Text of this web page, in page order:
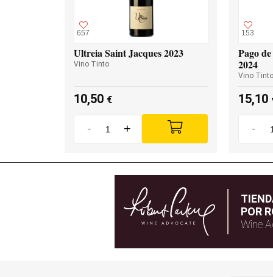
657
Ultreia Saint Jacques 2023
Vino Tinto
10,50 €
- +
153
Pago
2024
Vino Tinto
15,10
-
POR
Wine